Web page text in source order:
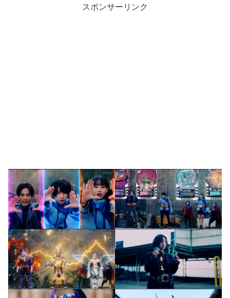
スポンサーリンク